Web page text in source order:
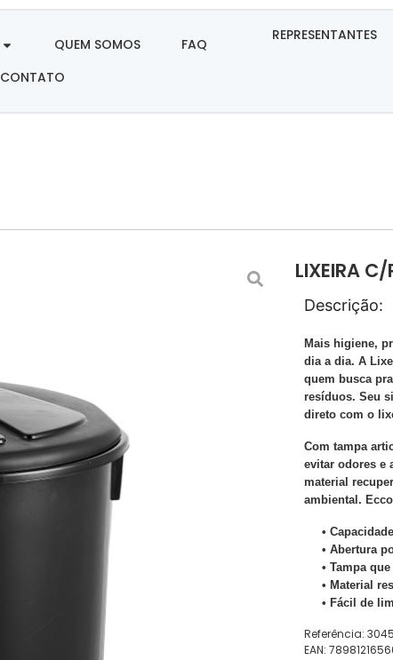
QUEM SOMOS
FAQ
CONTATO
REPRESENTANTES
LIXEIRA
Descrição:
Mais higiene,
dia a dia. A
quem busca
resíduos. Seu
direto com o
Com tampa
evitar odores e
material
ambiental.
•
• Abertura
• Tampa
• Material
• Fácil de
Referência:
EAN: